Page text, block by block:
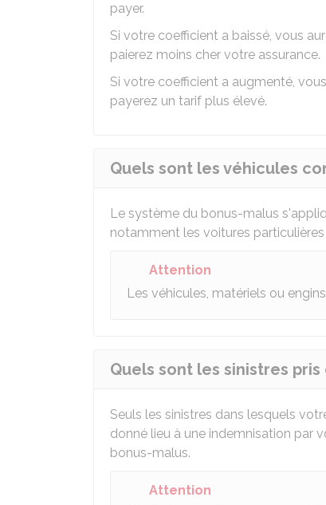
payer.
Si votre coefficient a baissé, vous
paierez moins cher votre assurance.
Si votre coefficient a augmenté,
payerez un tarif plus élevé.
Quels sont les véhicules
Le système du bonus-malus
notamment les voitures
Attention
Les véhicules, matériels ou
Quels sont les sinistres
Seuls les sinistres dans lesquels
donné lieu à une indemnisation par
bonus-malus.
Attention